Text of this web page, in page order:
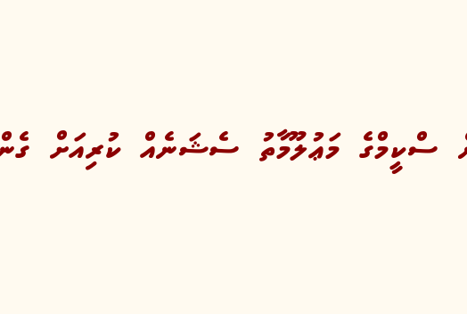
ސްކީމްގެ މަޢުލޫމާތު ސެޝަނެއް ކުރިއަށް